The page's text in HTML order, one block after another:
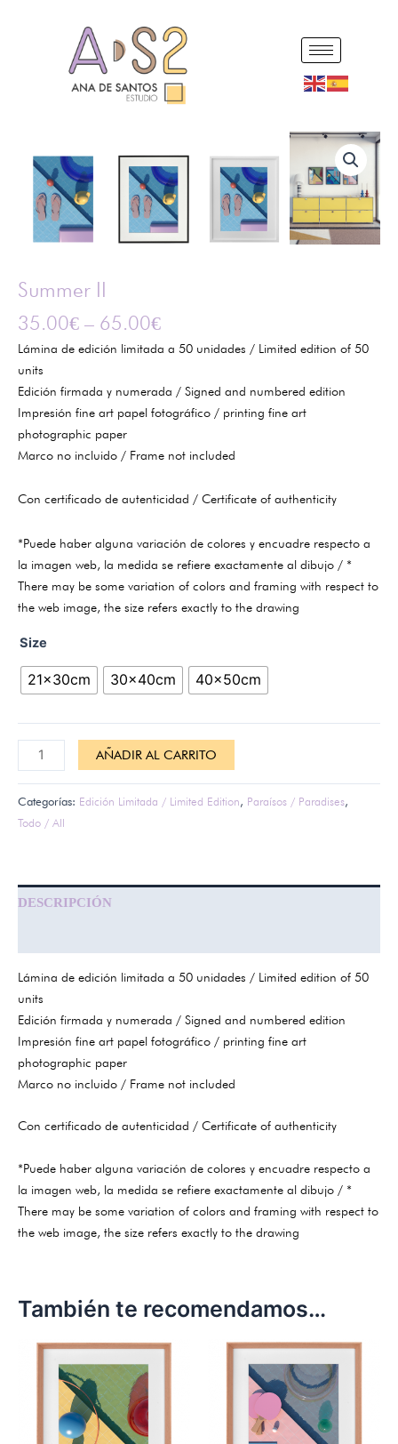
Summer II
35.00€ – 65.00€
Lámina de edición limitada a 50 unidades / Limited edition of 50
units
Edición firmada y numerada / Signed and numbered edition
Impresión fine art papel fotográfico / printing fine art
photographic paper
Marco no incluido / Frame not included
Con certificado de autenticidad / Certificate of authenticity
*Puede haber alguna variación de colores y encuadre respecto a
la imagen web, la medida se refiere exactamente al dibujo / *
There may be some variation of colors and framing with respect to
the web image, the size refers exactly to the drawing
Size
21x30cm 30x40cm 40x50cm
cantidad
AÑADIR AL CARRITO
Categorías: Edición Limitada / Limited Edition, Paraísos / Paradises,
Todo / All
DESCRIPCIÓN
Lámina de edición limitada a 50 unidades / Limited edition of 50
units
Edición firmada y numerada / Signed and numbered edition
Impresión fine art papel fotográfico / printing fine art
photographic paper
Marco no incluido / Frame not included
Con certificado de autenticidad / Certificate of authenticity
*Puede haber alguna variación de colores y encuadre respecto a
la imagen web, la medida se refiere exactamente al dibujo / *
There may be some variation of colors and framing with respect to
the web image, the size refers exactly to the drawing
También te recomendamos…